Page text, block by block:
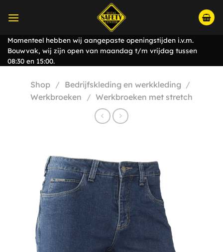
naar
Momenteel hebben wij aangepaste openingstijden i.v.m.
Bouwvak, wij zijn open van maandag t/m vrijdag tussen
08:30 en 15:00.
Shop / Bedrijfskleding en werkkleding /
Werkbroeken / Werkbroeken met stretch